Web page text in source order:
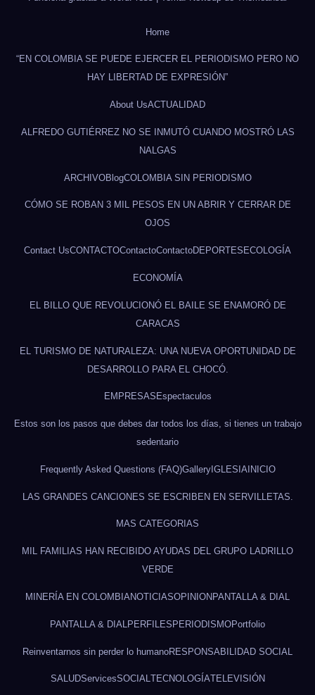
Home
“EN COLOMBIA SE PUEDE EJERCER EL PERIODISMO PERO NO
HAY LIBERTAD DE EXPRESIÓN”
About UsACTUALIDAD
ALFREDO GUTIÉRREZ NO SE INMUTÓ CUANDO MOSTRÓ LAS
NALGAS
ARCHIVOBlogCOLOMBIA SIN PERIODISMO
CÓMO SE ROBAN 3 MIL PESOS EN UN ABRIR Y CERRAR DE
OJOS
Contact UsCONTACTOContactoContactoDEPORTES ECOLOGÍA
ECONOMÍA
EL BILLO QUE REVOLUCIONÓ EL BAILE SE ENAMORÓ DE
CARACAS
EL TURISMO DE NATURALEZA: UNA NUEVA OPORTUNIDAD DE
DESARROLLO PARA EL CHOCÓ.
EMPRESAS Espectaculos
Estos son los pasos que debes dar todos los días, si tienes un trabajo
sedentario
Frequently Asked Questions (FAQ)GalleryIGLESIA INICIO
LAS GRANDES CANCIONES SE ESCRIBEN EN SERVILLETAS.
MAS CATEGORIAS
MIL FAMILIAS HAN RECIBIDO AYUDAS DEL GRUPO LADRILLO
VERDE
MINERÍA EN COLOMBIANOTICIASOPINION PANTALLA & DIAL
PANTALLA & DIAL PERFILES PERIODISMOPortfolio
Reinventarnos sin perder lo humanoRESPONSABILIDAD SOCIAL
SALUDServicesSOCIALTECNOLOGÍATELEVISIÓN